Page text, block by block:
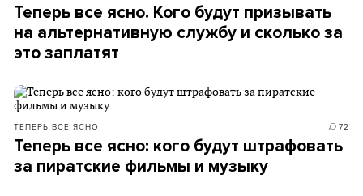
Теперь все ясно. Кого будут призывать
на альтернативную службу и сколько за
это заплатят
ТЕПЕРЬ ВСЕ ЯСНО 72
Теперь все ясно: кого будут штрафовать
за пиратские фильмы и музыку